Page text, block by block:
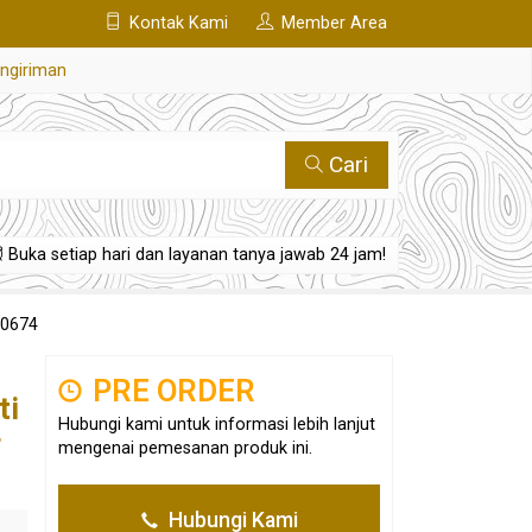
Kontak Kami Member Area
Cari
Buka setiap hari dan layanan tanya jawab 24 jam!
PRE ORDER
Hubungi kami untuk informasi lebih lanjut
mengenai pemesanan produk ini.
Hubungi Kami